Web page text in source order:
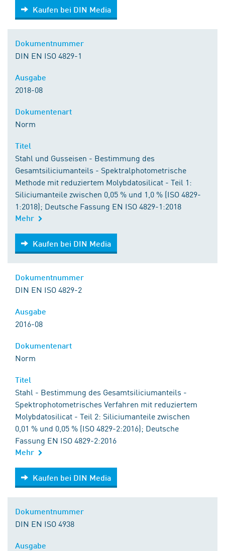
Kaufen bei DIN Media
Kaufen bei DIN Media
DIN EN ISO 4829-1
2018-08
Norm
Stahl und Gusseisen - Bestimmung des
Gesamtsiliciumanteils - Spektralphotometrische
Methode mit reduziertem Molybdatosilicat - Teil 1:
Siliciumanteile zwischen 0,05 % und 1,0 % (ISO 4829-
1:2018); Deutsche Fassung EN ISO 4829-1:2018
Mehr
Kaufen bei DIN Media
Kaufen bei DIN Media
DIN EN ISO 4829-2
2016-08
Norm
Stahl - Bestimmung des Gesamtsiliciumanteils -
Spektrophotometrisches Verfahren mit reduziertem
Molybdatosilicat - Teil 2: Siliciumanteile zwischen
0,01 % und 0,05 % (ISO 4829-2:2016); Deutsche
Fassung EN ISO 4829-2:2016
Mehr
Kaufen bei DIN Media
Kaufen bei DIN Media
DIN EN ISO 4938